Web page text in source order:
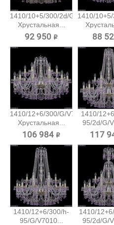
1410/10+5/300/2d/G/V7010
Хрустальная...
92 950 ₽
1410/
88
1410/12+6/300/G/V7010
Хрустальная...
106 984 ₽
1410/
95/2d/G/
117
1410/12+6/300/h-
95/G/V7010...
1410/
95/2d/G/